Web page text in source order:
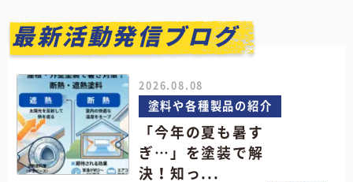
最新活動発信ブログ
2026.08.08
塗料や各種製品の紹介
「今年の夏も暑す
ぎ…」を塗装で解
決！知っ...